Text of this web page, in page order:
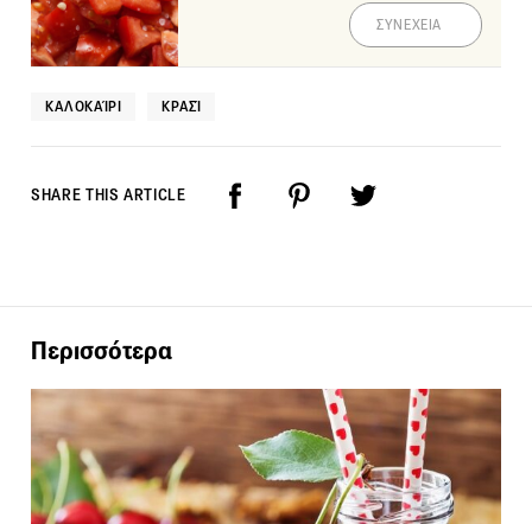
ΣΥΝΕΧΕΙΑ
ΚΑΛΟΚΑΊΡΙ ΚΡΑΣΊ
SHARE THIS ARTICLE
Περισσότερα